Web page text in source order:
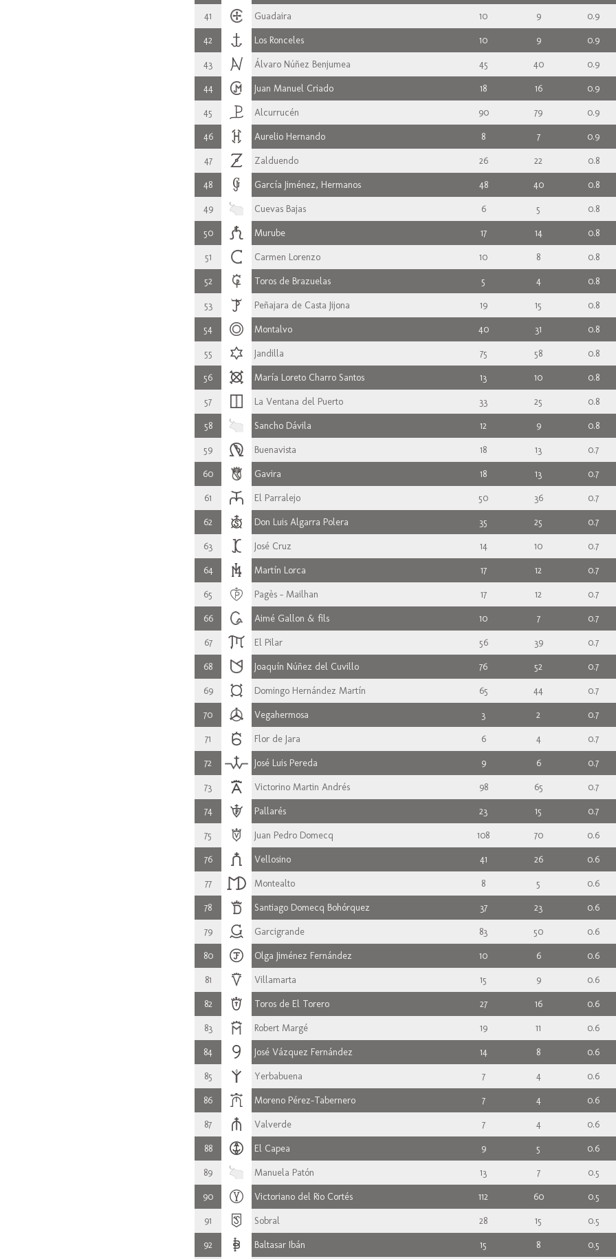
41 Guadaira 10 9 0.9
42 Los Ronceles 10 9 0.9
43 Álvaro Núñez Benjumea 45 40 0.9
44 Juan Manuel Criado 18 16 0.9
45 Alcurrucén 90 79 0.9
46 Aurelio Hernando 8 7 0.9
47 Zalduendo 26 22 0.8
48 García Jiménez, Hermanos 48 40 0.8
49 Cuevas Bajas 6 5 0.8
50 Murube 17 14 0.8
51 Carmen Lorenzo 10 8 0.8
52 Toros de Brazuelas 5 4 0.8
53 Peñajara de Casta Jijona 19 15 0.8
54 Montalvo 40 31 0.8
55 Jandilla 75 58 0.8
56 María Loreto Charro Santos 13 10 0.8
57 La Ventana del Puerto 33 25 0.8
58 Sancho Dávila 12 9 0.8
59 Buenavista 18 13 0.7
60 Gavira 18 13 0.7
61 El Parralejo 50 36 0.7
62 Don Luis Algarra Polera 35 25 0.7
63 José Cruz 14 10 0.7
64 Martín Lorca 17 12 0.7
65 Pagès - Mailhan 17 12 0.7
66 Aimé Gallon & fils 10 7 0.7
67 El Pilar 56 39 0.7
68 Joaquín Núñez del Cuvillo 76 52 0.7
69 Domingo Hernández Martín 65 44 0.7
70 Vegahermosa 3 2 0.7
71 Flor de Jara 6 4 0.7
72 José Luis Pereda 9 6 0.7
73 Victorino Martin Andrés 98 65 0.7
74 Pallarés 23 15 0.7
75 Juan Pedro Domecq 108 70 0.6
76 Vellosino 41 26 0.6
77 Montealto 8 5 0.6
78 Santiago Domecq Bohórquez 37 23 0.6
79 Garcigrande 83 50 0.6
80 Olga Jiménez Fernández 10 6 0.6
81 Villamarta 15 9 0.6
82 Toros de El Torero 27 16 0.6
83 Robert Margé 19 11 0.6
84 José Vázquez Fernández 14 8 0.6
85 Yerbabuena 7 4 0.6
86 Moreno Pérez-Tabernero 7 4 0.6
87 Valverde 7 4 0.6
88 El Capea 9 5 0.6
89 Manuela Patón 13 7 0.5
90 Victoriano del Rio Cortés 112 60 0.5
91 Sobral 28 15 0.5
92 Baltasar Ibán 15 8 0.5